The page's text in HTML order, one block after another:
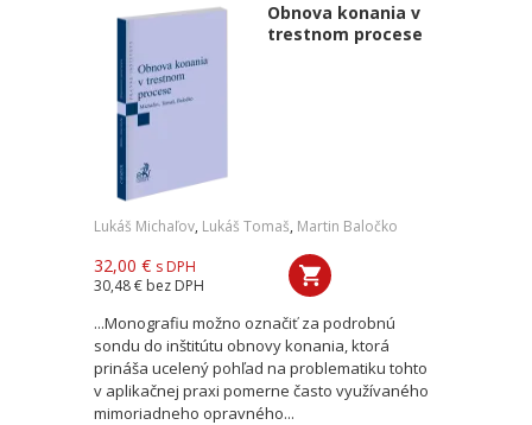
Obnova konania v
trestnom procese
Lukáš Michaľov, Lukáš Tomaš, Martin Baločko
32,00 € s DPH
30,48 € bez DPH
...Monografiu možno označiť za podrobnú
sondu do inštitútu obnovy konania, ktorá
prináša ucelený pohľad na problematiku tohto
v aplikačnej praxi pomerne často využívaného
mimoriadneho opravného...